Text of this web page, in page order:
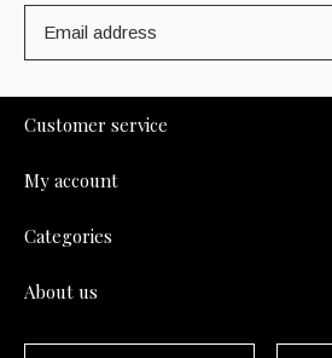
Customer service
My account
Categories
About us